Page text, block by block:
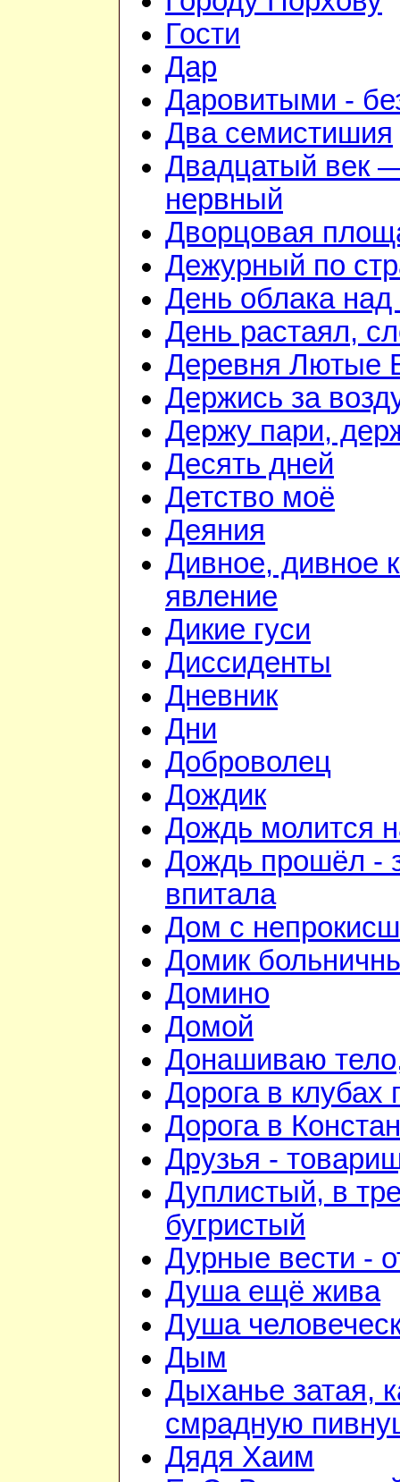
Гости
Дар
Даровитыми -
Два семистишия
Двадцатый век
нервный
Дворцовая
Дежурный по
День облака
День растаял,
Деревня Лютые
Держись за
Держу пари,
Десять дней
Детство моё
Деяния
Дивное, дивное
явление
Дикие гуси
Диссиденты
Дневник
Дни
Доброволец
Дождик
Дождь молится
Дождь прошёл -
впитала
Дом с
Домик
Домино
Домой
Донашиваю
Дорога в клубах
Дорога в
Друзья -
Дуплистый, в
бугристый
Дурные вести -
Душа ещё жива
Душа
Дым
Дыханье затая,
смрадную
Дядя Хаим